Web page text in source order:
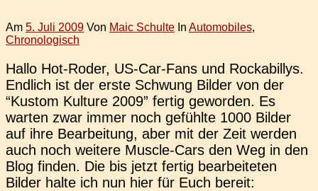
Am 5. Juli 2009 Von Maic Schulte In Automobiles,
Chronologisch
Hallo Hot-Roder, US-Car-Fans und Rocka­bil­lys.
End­lich ist der erste Schwung Bilder von der
“Kustom Kul­tu­re 2009” fertig gewor­den. Es
warten zwar immer noch gefühl­te 1000 Bilder
auf ihre Bear­bei­tung, aber mit der Zeit werden
auch noch wei­te­re Muscle-Cars den Weg in den
Blog finden. Die bis jetzt fertig bear­bei­te­ten
Bilder halte ich nun hier für Euch bereit: